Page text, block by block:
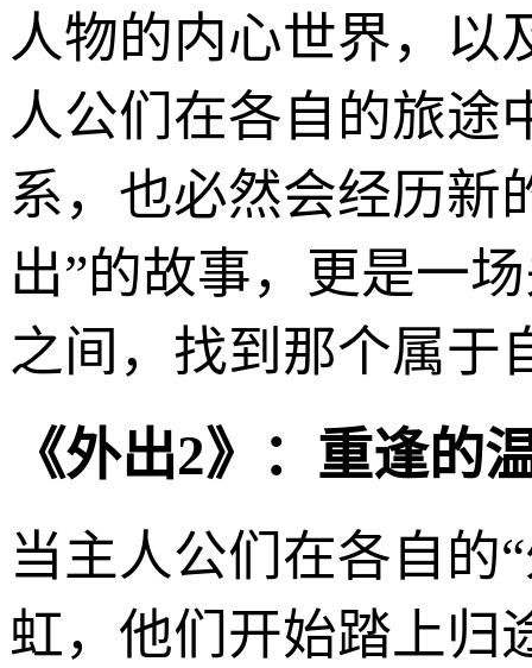
人物的内心世界，以
人公们在各自的旅途
系，也必然会经历新
出”的故事，更是一
之间，找到那个属于
《外出2》：重逢的
当主人公们在各自的
虹，他们开始踏上归